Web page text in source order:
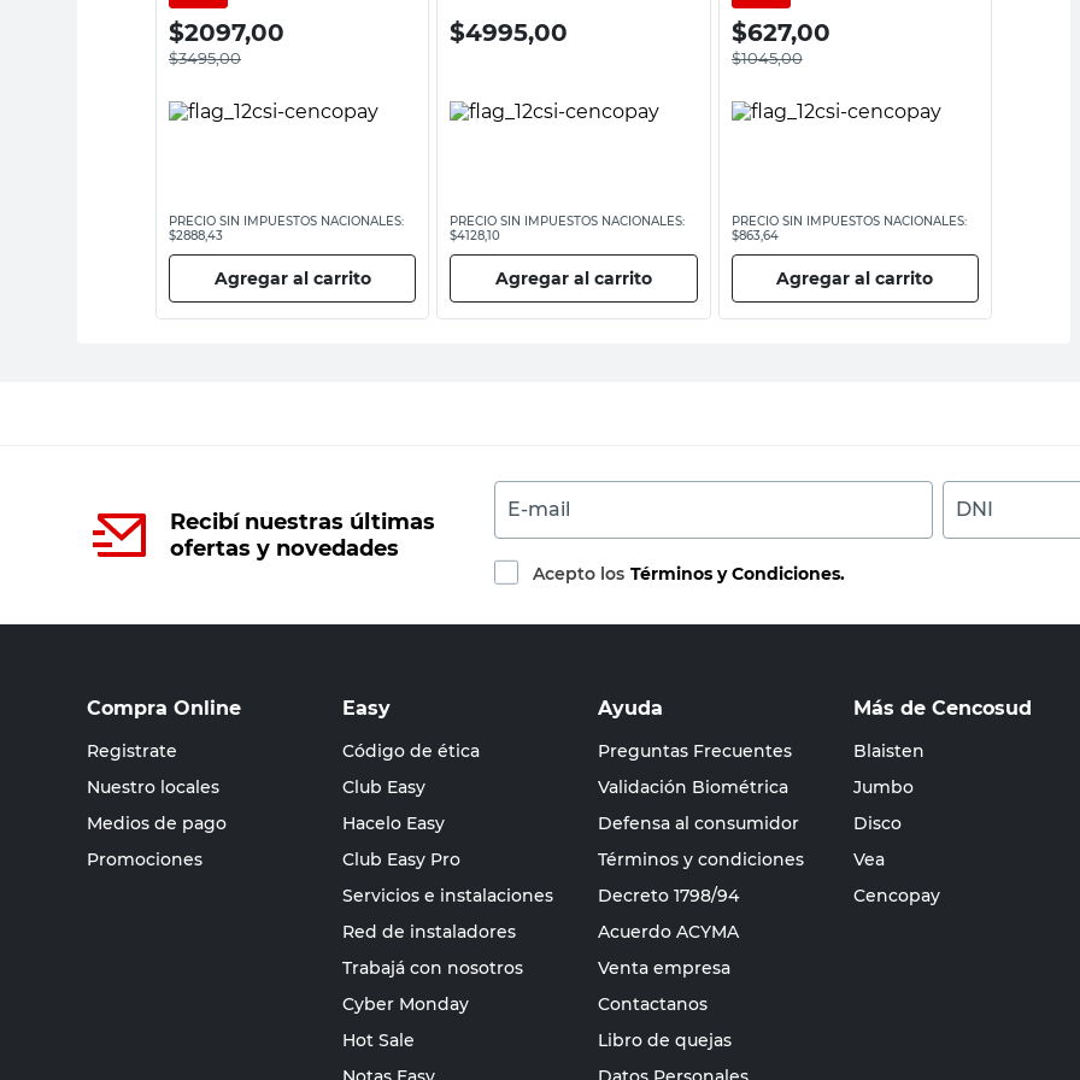
$2097,00
$3495,00
PRECIO SIN IMPUESTOS NACIONALES:
$2888,43
Agregar al carrito
$4995,00
PRECIO SIN IMPUESTOS NACIONALES:
$4128,10
Agregar al carrito
$627,00
$1045,00
PRECIO SIN IMPUESTOS NACIONALES:
$863,64
Agregar al carrito
Recibí nuestras últimas
ofertas y novedades
E-mail DNI
Acepto los Términos y Condiciones.
Compra Online
Registrate
Nuestro locales
Medios de pago
Promociones
Easy
Código de ética
Club Easy
Hacelo Easy
Club Easy Pro
Servicios e instalaciones
Red de instaladores
Trabajá con nosotros
Cyber Monday
Hot Sale
Ayuda
Preguntas Frecuentes
Validación Biométrica
Defensa al consumidor
Términos y condiciones
Decreto 1798/94
Acuerdo ACYMA
Venta empresa
Contactanos
Libro de quejas
Más de Cencosud
Blaisten
Jumbo
Disco
Vea
Cencopay